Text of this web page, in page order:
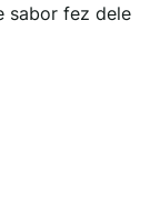
sabor fez dele